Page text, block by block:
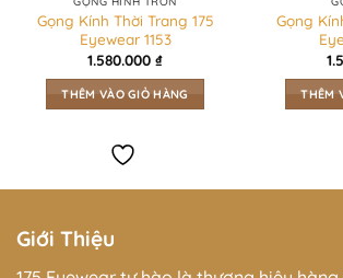
Gọng Kính Thời Trang 175
Eyewear 1153
1.580.000 ₫
THÊM VÀO GIỎ HÀNG
Gọng
THÊM
Giới Thiệu